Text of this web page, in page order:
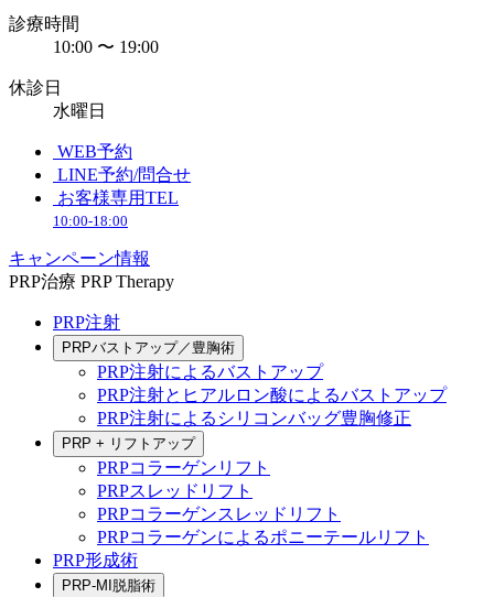
診療時間
10:00 〜 19:00
休診日
水曜日
WEB予約
LINE予約/問合せ
お客様専用TEL
10:00-18:00
キャンペーン情報
PRP治療 PRP Therapy
PRP注射
PRPバストアップ／豊胸術
PRP注射によるバストアップ
PRP注射とヒアルロン酸によるバストアップ
PRP注射によるシリコンバッグ豊胸修正
PRP + リフトアップ
PRPコラーゲンリフト
PRPスレッドリフト
PRPコラーゲンスレッドリフト
PRPコラーゲンによるポニーテールリフト
PRP形成術
PRP-MI脱脂術